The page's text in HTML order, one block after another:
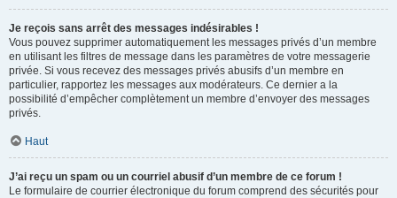
Je reçois sans arrêt des messages indésirables !
Vous pouvez supprimer automatiquement les messages privés d’un membre
en utilisant les filtres de message dans les paramètres de votre messagerie
privée. Si vous recevez des messages privés abusifs d’un membre en
particulier, rapportez les messages aux modérateurs. Ce dernier a la
possibilité d’empêcher complètement un membre d’envoyer des messages
privés.
Haut
J’ai reçu un spam ou un courriel abusif d’un membre de ce forum !
Le formulaire de courrier électronique du forum comprend des sécurités pour